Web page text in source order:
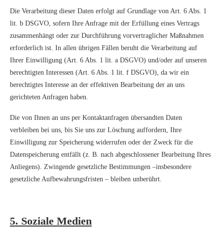
Die Verarbeitung dieser Daten erfolgt auf Grundlage von Art. 6 Abs. 1
lit. b DSGVO, sofern Ihre Anfrage mit der Erfüllung eines Vertrags
zusammenhängt oder zur Durchführung vorvertraglicher Maßnahmen
erforderlich ist. In allen übrigen Fällen beruht die Verarbeitung auf
Ihrer Einwilligung (Art. 6 Abs. 1 lit. a DSGVO) und/oder auf unseren
berechtigten Interessen (Art. 6 Abs. 1 lit. f DSGVO), da wir ein
berechtigtes Interesse an der effektiven Bearbeitung der an uns
gerichteten Anfragen haben.
Die von Ihnen an uns per Kontaktanfragen übersandten Daten
verbleiben bei uns, bis Sie uns zur Löschung auffordern, Ihre
Einwilligung zur Speicherung widerrufen oder der Zweck für die
Datenspeicherung entfällt (z. B. nach abgeschlossener Bearbeitung Ihres
Anliegens). Zwingende gesetzliche Bestimmungen –insbesondere
gesetzliche Aufbewahrungsfristen – bleiben unberührt.
5. Soziale Medien